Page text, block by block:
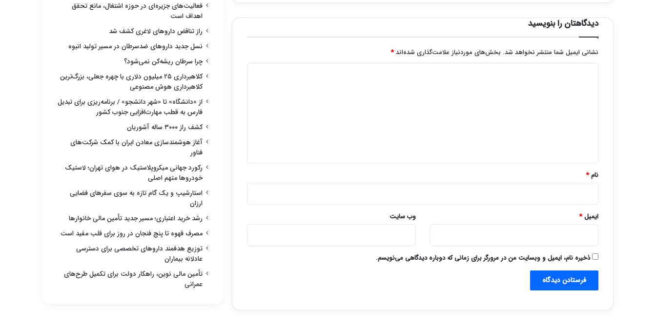
دیدگاهتان را بنویسید
نشانی ایمیل شما منتشر نخواهد شد. بخش‌های موردنیاز علامت‌گذاری شده‌اند*
نام*
ایمیل* وب‌ سایت
ذخیره نام، ایمیل و وبسایت من در مرورگر برای زمانی که دوباره دیدگاهی می‌نویسم.
فعالیت‌های جزیره‌ای در حوزه اشتغال، مانع تحقق
اهداف است
راز تناقض داروهای لاغری کشف شد
نسل جدید داروهای ضدسرطان در مسیر تولید انبوه
چرا سرطان ریشه‌کن نمی‌شود؟
کلاهبرداری ۲۵ میلیون دلاری با چهره جعلی، بزرگ‌ترین
کلاهبرداری هوش مصنوعی
از «دانشگاه» تا «شهر دانشجو» / برنامه‌ریزی برای تبدیل
فارس به قطب مهارت‌افزایی جنوب کشور
کشف راز ۳۰۰۰ ساله آشوریان
آغاز هوشمندسازی معادن ایران با کمک شرکت‌های
فناور
رکورد جهانی میکروپلاستیک در هوای تهران؛ لاستیک
خودروها متهم اصلی
استارشیپ و یک گام تازه به سوی سفرهای فضایی
ارزان
رشد خرید اعتباری؛ مسیر جدید تأمین مالی خانوارها
مصرف قهوه تا پنج فنجان در روز برای قلب مفید است
توزیع هدفمند داروهای تخصصی برای دسترسی
عادلانه بیماران
تأمین مالی نوین، راهکار دولت برای تکمیل طرح‌های
عمرانی